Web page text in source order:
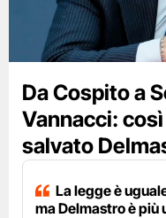
Da Cospito a
Vannacci:
salvato
La legge è
ma Delmastro è più